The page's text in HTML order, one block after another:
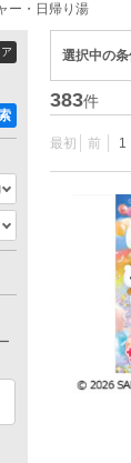
ー・日帰り湯
選択中の条
383件
最初 前 1